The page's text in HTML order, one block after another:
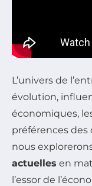
L’univers de
évolution,
économiques,
préférences des
nous
actuelles en
l’essor de